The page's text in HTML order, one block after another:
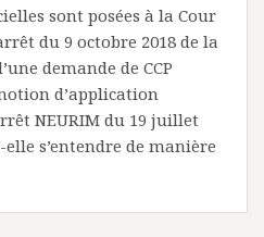
sont posées à la Cour
du 9 octobre 2018 de la
demande de CCP
d’application
NEURIM du 19 juillet
elle s’entendre de manière